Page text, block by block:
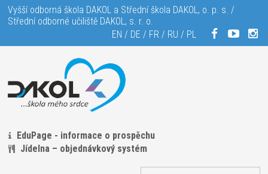
Vyšší odborná škola DAKOL a Střední škola DAKOL, o. p. s. /
Střední odborné učiliště DAKOL, s. r. o.
EN / DE / FR/ RU / PL
EduPage - informace o prospěchu
Jídelna – objednávkový systém